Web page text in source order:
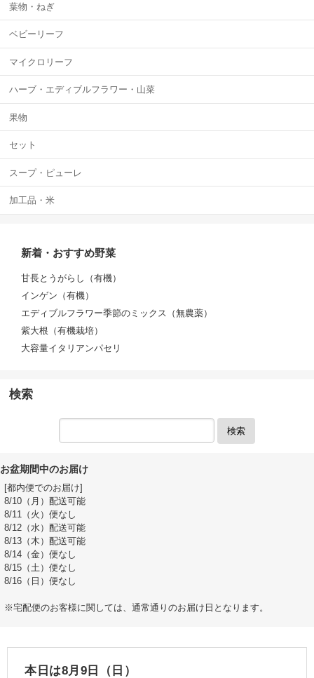
葉物・ねぎ
ベビーリーフ
マイクロリーフ
ハーブ・エディブルフラワー・山菜
果物
セット
スープ・ピューレ
加工品・米
新着・おすすめ野菜
甘長とうがらし（有機）
インゲン（有機）
エディブルフラワー季節のミックス（無農薬）
紫大根（有機栽培）
大容量イタリアンパセリ
検索
検索
お盆期間中のお届け
[都内便でのお届け]
8/10（月）配送可能
8/11（火）便なし
8/12（水）配送可能
8/13（木）配送可能
8/14（金）便なし
8/15（土）便なし
8/16（日）便なし
※宅配便のお客様に関しては、通常通りのお届け日となります。
本日は8月9日（日）